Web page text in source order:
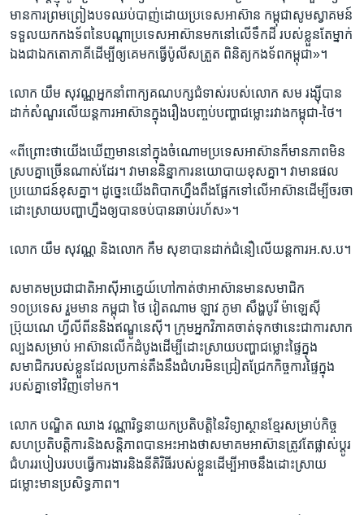
មាន​ការព្រម​ព្រៀង​បទ​ឈប់​បាញ់​ដោយ​ប្រទេស​អាស៊ាន​ កម្ពុជា​សូមស្វាគមន៍​
ទទួល​យក​កងទ័ព​នៃ​បណ្តា​ប្រទេស​អាស៊ាន​មក​នៅ​លើ​ទឹកដី​ របស់​ខ្លួន​តែ​ម្នាក់​
ឯង​ជា​ឯកតោ​ភាគី​ដើម្បី​ឲ្យ​គេ​មក​ធ្វើ​ប៉ូលីស​ត្រួត​ ពិនិត្យ​កងទ័ព​កម្ពុជា»។
លោក​ យឹម សុវណ្ណ​អ្នកនាំ​ពាក្យ​គណបក្ស​ជំទាស់​របស់​លោក ​សម រង្ស៊ី​បាន​
ដាក់​សំណួរ​លើ​យន្តការ​អាស៊ាន​ក្នុង​រឿង​បញ្ចប់​បញ្ហា​ជម្លោះ​រវាង​កម្ពុជា-ថៃ។
«ពី​ព្រោះ​ថា​យើង​ឃើញ​មាន​នៅ​ក្នុង​ចំណោម​ប្រទេស​អាស៊ាន​ក៏​មាន​ភាព​មិន​
ស្រប​គ្នា​ច្រើន​ណាស់​ដែរ។​ វា​មាន​និន្នាការ​នយោបាយ​ខុស​គ្នា។​ វា​មាន​ផល
ប្រយោជន៍​ខុស​គ្នា។ ​ដូច្នេះ​យើង​ពិបាក​ហ្នឹង​ពឹង​ផ្អែក​ទៅ​លើ​អាស៊ាន​ដើម្បី​ចរចា​
ដោះស្រាយ​បញ្ហា​ហ្នឹង​ឲ្យ​បាន​ចប់​បាន​ឆាប់​រហ័ស»។
លោក ​យឹម ​សុវណ្ណ​ និង​លោក ​កឹម​ សុខា​បាន​ដាក់​ជំនឿ​លើ​យន្តការអ.ស.ប។
សមាគម​ប្រជាជាតិ​អាស៊ី​អាគ្នេយ៍​ហៅ​កាត់​ថា​អាស៊ាន​មាន​សមាជិក​
១០ប្រទេស​ រួម​មាន​ ​កម្ពុជា​ ​ថៃ​ ​វៀតណាម ឡាវ ភូមា សឹង្ហបូរី​ ម៉ាឡេស៊ី
ប្រ៊ុយណេ ហ្វីលីពីន​និង​ឥណ្ឌូនេស៊ី។ ​ក្រុម​អ្នក​វិភាគ​ចាត់​ទុក​ថា​នេះ​ជា​ការសាក​
ល្បង​សម្រាប់​ អាស៊ាន​លើក​ដំបូង​ដើម្បី​ដោះស្រាយ​បញ្ហា​ជម្លោះ​ផ្ទៃ​ក្នុង​
សមាជិក​របស់​ខ្លួន​ដែល​ប្រកាន់​តឹង​នឹង​ជំហរ​មិន​ជ្រៀត​ជ្រែក​កិច្ចការ​ផ្ទៃក្នុង​
របស់​គ្នា​ទៅ​វិញ​ទៅ​មក។
លោក ​បណ្ឌិត ​ឈាង​ វណ្ណារិទ្ធ​នាយក​ប្រតិបត្តិ​នៃ​វិទ្យាស្ថាន​ខ្មែរ​សម្រាប់​កិច្ច​
សហ​ប្រតិបត្តិការ​និង​សន្តិភាព​បាន​អះអាង​ថា​សមាគម​អាស៊ាន​ត្រូវ​តែ​ផ្លាស់​ប្តូរ​
ជំហរ​របៀប​របប​ធ្វើ​ការងារនិង​នីតិវិធី​របស់​ខ្លួន​ដើម្បី​អាច​នឹង​ដោះ​ស្រាយ​
ជម្លោះ​មាន​ប្រសិទ្ធភាព។